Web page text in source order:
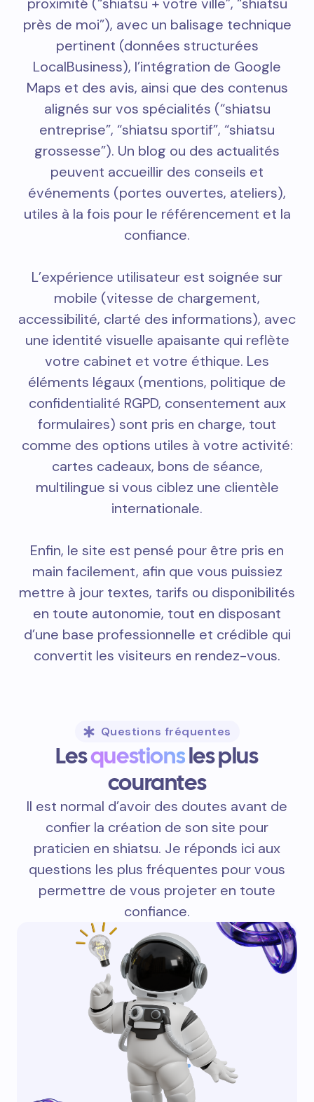
près de moi”), avec un balisage technique
pertinent (données structurées
LocalBusiness), l’intégration de Google
Maps et des avis, ainsi que des contenus
alignés sur vos spécialités (“shiatsu
entreprise”, “shiatsu sportif”, “shiatsu
grossesse”). Un blog ou des actualités
peuvent accueillir des conseils et
événements (portes ouvertes, ateliers),
utiles à la fois pour le référencement et la
confiance.
L’expérience utilisateur est soignée sur
mobile (vitesse de chargement,
accessibilité, clarté des informations), avec
une identité visuelle apaisante qui reflète
votre cabinet et votre éthique. Les
éléments légaux (mentions, politique de
confidentialité RGPD, consentement aux
formulaires) sont pris en charge, tout
comme des options utiles à votre activité:
cartes cadeaux, bons de séance,
multilingue si vous ciblez une clientèle
internationale.
Enfin, le site est pensé pour être pris en
main facilement, afin que vous puissiez
mettre à jour textes, tarifs ou disponibilités
en toute autonomie, tout en disposant
d’une base professionnelle et crédible qui
convertit les visiteurs en rendez-vous.
Questions fréquentes
Lesquestionsles plus
courantes
Il est normal d’avoir des doutes avant de
confier la création de son site pour
praticien en shiatsu. Je réponds ici aux
questions les plus fréquentes pour vous
permettre de vous projeter en toute
confiance.